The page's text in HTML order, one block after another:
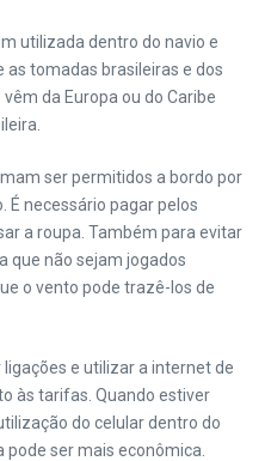
utilizada dentro do navio e
tomadas brasileiras e dos
da Europa ou do Caribe
ser permitidos a bordo por
É necessário pagar pelos
a roupa. Também para evitar
que não sejam jogados
o vento pode trazê-los de
e utilizar a internet de
às tarifas. Quando estiver
do celular dentro do
ser mais econômica.